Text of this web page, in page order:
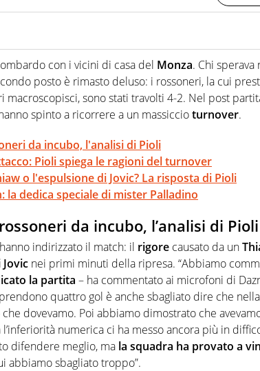
e sul campo per vivere ogni evento in tutte le sue
il calcio e per la sfera di cuoio. Il pallone è una cosa
con i vicini di casa del Monza. Chi sperava
posto è rimasto deluso: i rossoneri, la cui
macroscopisci, sono stati travolti 4-2. Nel post
spinto a ricorrere a un massiccioturnover.
da incubo, l'analisi di Pioli
Pioli spiega le ragioni del turnover
o l'espulsione di Jovic? La risposta di Pioli
la dedica speciale di mister Palladino
da incubo, l’analisi di Pioli
indirizzato il match: il rigore causato da un
nei primi minuti della ripresa. “Abbiamo
la partita – ha commentato ai microfoni di
quattro gol è anche sbagliato dire che
dovevamo. Poi abbiamo dimostrato che
numerica ci ha messo ancora più in
difendere meglio, ma la squadra ha provato a
abbiamo sbagliato troppo”.